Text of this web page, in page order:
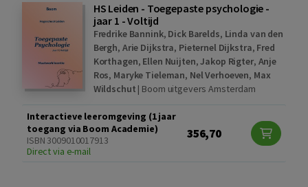
HS Leiden - Toegepaste psychologie -
jaar 1 - Voltijd
Fredrike Bannink, Dick Barelds, Linda van den
Bergh, Arie Dijkstra, Pieternel Dijkstra, Fred
Korthagen, Ellen Nuijten,Jakop Rigter, Anje
Ros, Maryke Tieleman, Nel Verhoeven, Max
Wildschut | Boom uitgevers Amsterdam
Interactieve leeromgeving (1 jaar
toegang via Boom Academie)
ISBN 3009010017913
Direct via e-mail
356,70